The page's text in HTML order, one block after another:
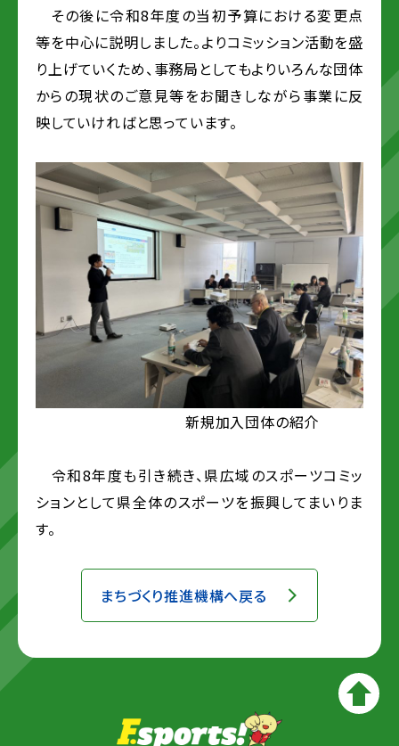
その後に令和8年度の当初予算における変更点
等を中心に説明しました。よりコミッション活動を盛
り上げていくため、事務局としてもよりいろんな団体
からの現状のご意見等をお聞きしながら事業に反
映していければと思っています。
新規加入団体の紹介
令和8年度も引き続き、県広域のスポーツコミッ
ションとして県全体のスポーツを振興してまいりま
す。
まちづくり推進機構へ戻る